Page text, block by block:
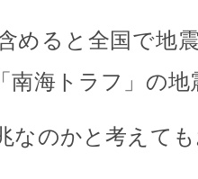
めると全国で地
南海トラフ」の
なのかと考えて